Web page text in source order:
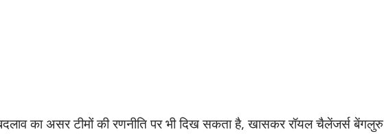
का असर टीमों की रणनीति पर भी दिख सकता है, खासकर रॉयल चैलेंजर्स बेंगलुरु